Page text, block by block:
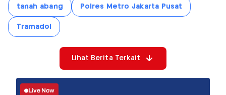
tanah abang Polres Metro Jakarta Pusat
Tramadol
Lihat Berita Terkait
Live Now